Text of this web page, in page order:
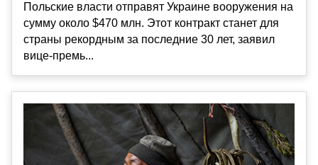
Польские власти отправят Украине вооружения на
сумму около $470 млн. Этот контракт станет для
страны рекордным за последние 30 лет, заявил
вице-премь...